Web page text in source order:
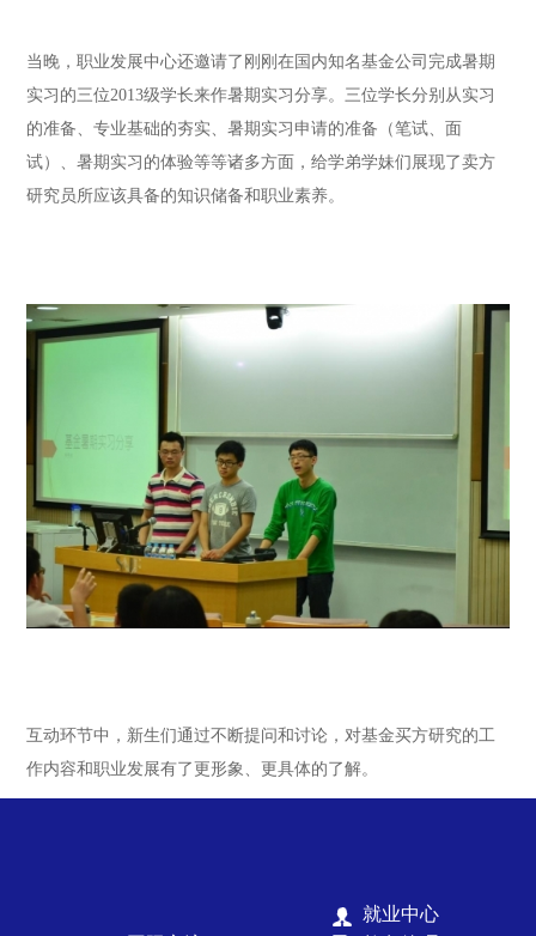
当晚，职业发展中心还邀请了刚刚在国内知名基金公司完成暑期
实习的三位2013级学长来作暑期实习分享。三位学长分别从实习
的准备、专业基础的夯实、暑期实习申请的准备（笔试、面
试）、暑期实习的体验等等诸多方面，给学弟学妹们展现了卖方
研究员所应该具备的知识储备和职业素养。
互动环节中，新生们通过不断提问和讨论，对基金买方研究的工
作内容和职业发展有了更形象、更具体的了解。
就业中心